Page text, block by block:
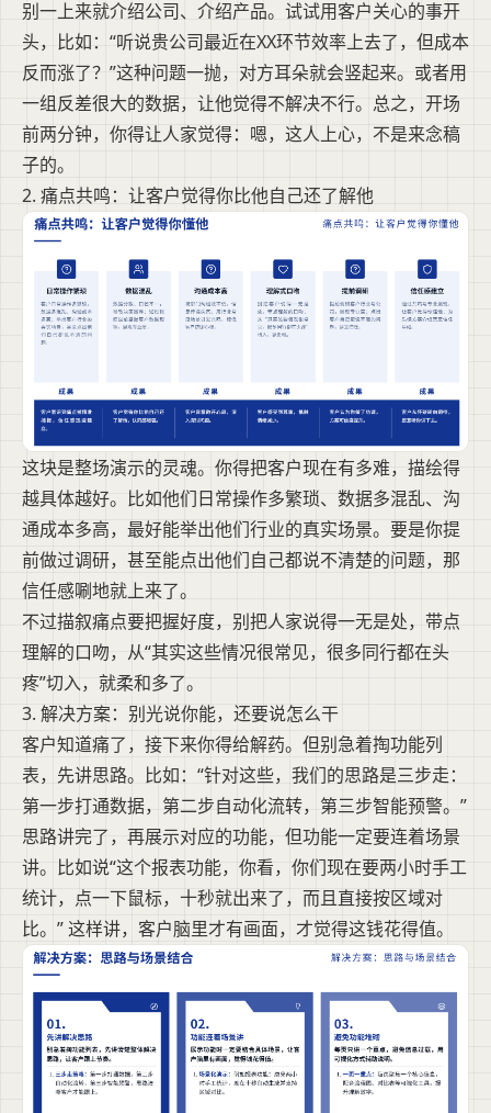
别一上来就介绍公司、介绍产品。试试用客户关心的事开
头，比如：“听说贵公司最近在XX环节效率上去了，但成本
反而涨了？”这种问题一抛，对方耳朵就会竖起来。或者用
一组反差很大的数据，让他觉得不解决不行。总之，开场
前两分钟，你得让人家觉得：嗯，这人上心，不是来念稿
子的。
2. 痛点共鸣：让客户觉得你比他自己还了解他
这块是整场演示的灵魂。你得把客户现在有多难，描绘得
越具体越好。比如他们日常操作多繁琐、数据多混乱、沟
通成本多高，最好能举出他们行业的真实场景。要是你提
前做过调研，甚至能点出他们自己都说不清楚的问题，那
信任感唰地就上来了。
不过描叙痛点要把握好度，别把人家说得一无是处，带点
理解的口吻，从“其实这些情况很常见，很多同行都在头
疼”切入，就柔和多了。
3. 解决方案：别光说你能，还要说怎么干
客户知道痛了，接下来你得给解药。但别急着掏功能列
表，先讲思路。比如：“针对这些，我们的思路是三步走：
第一步打通数据，第二步自动化流转，第三步智能预警。”
思路讲完了，再展示对应的功能，但功能一定要连着场景
讲。比如说“这个报表功能，你看，你们现在要两小时手工
统计，点一下鼠标，十秒就出来了，而且直接按区域对
比。” 这样讲，客户脑里才有画面，才觉得这钱花得值。